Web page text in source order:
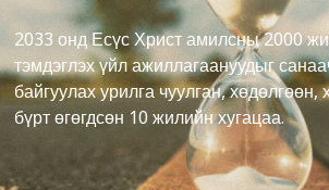
2033 онд Есүс Христ амилсны 2000
тэмдэглэх үйл ажиллагаануудыг
байгуулах урилга чуулган,
бүрт өгөгдсөн 10 жилийн хугацаа.